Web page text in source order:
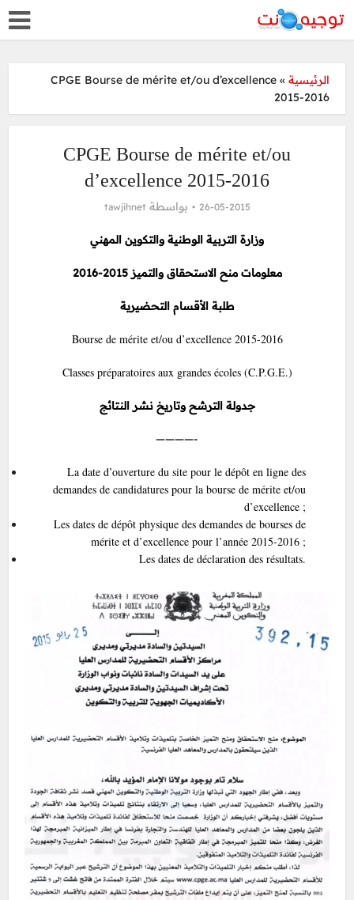
الرئيسية »
CPGE Bourse de mérite et/ou d’excellence
2015-2016
CPGE Bourse de mérite et/ou
d’excellence 2015-2016
26-05-2015 بواسطةtawjihnet
وزارة التربية الوطنية والتكوين المهني
معلومات منح الاستحقاق والتميز 2015-2016
طلبة الأقسام التحضيرية
Bourse de mérite et/ou d’excellence 2015-2016
Classes préparatoires aux grandes écoles (C.P.G.E.)
جدولة الترشح وتاريخ نشر النتائج
————-
La date d’ouverture du site pour le dépôt en ligne des
demandes de candidatures pour la bourse de mérite et/ou
d’excellence ;
Les dates de dépôt physique des demandes de bourses de
mérite et d’excellence pour l’année 2015-2016 ;
Les dates de déclaration des résultats.